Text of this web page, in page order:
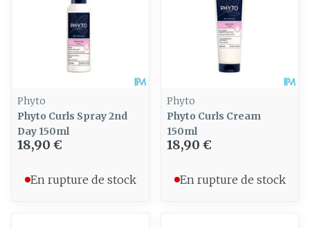
Phyto
Phyto Curls Spray 2nd
Day 150ml
18,90 €
En rupture de stock
Phyto
Phyto Curls Cream
150ml
18,90 €
En rupture de stock